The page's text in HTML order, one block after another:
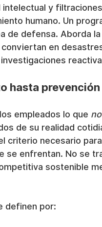
intelectual y
humano. Un
de defensa. Aborda
en
hasta
empleados lo que no
de su realidad
criterio necesario
se enfrentan. No se
sostenible
definen por: